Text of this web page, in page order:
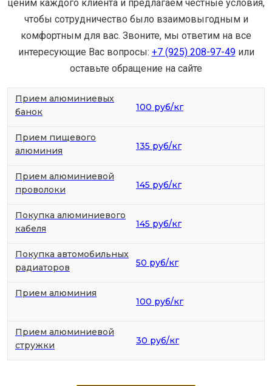
ценим каждого клиента и предлагаем честные условия,
чтобы сотрудничество было взаимовыгодным и
комфортным для вас. Звоните, мы ответим на все
интересующие Вас вопросы: +7 (925) 208-97-49или
оставьте обращение на сайте
Прием алюминиевых
банок
100 руб/кг
Прием пищевого
алюминия
135 руб/кг
Прием алюминиевой
проволоки
145 руб/кг
Покупка алюминиевого
кабеля
145 руб/кг
Покупка автомобильных
радиаторов
50 руб/кг
Прием алюминия
100 руб/кг
Прием алюминиевой
стружки
30 руб/кг